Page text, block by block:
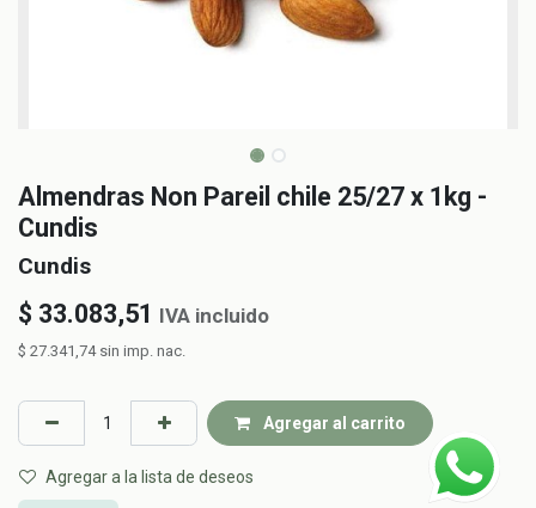
Almendras Non Pareil chile 25/27 x 1kg -
Cundis
Cundis
$ 33.083,51 IVA incluido
$ 27.341,74 sin imp. nac.
Agregar al carrito
Agregar a la lista de deseos